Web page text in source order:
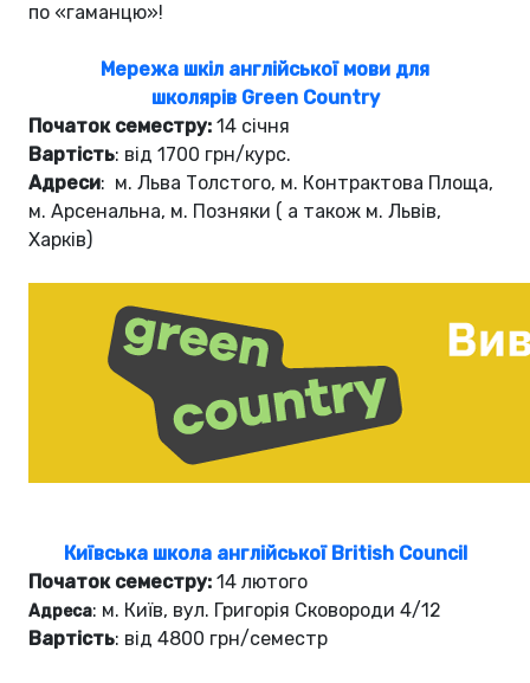
по «гаманцю»!
Мережа шкіл англійської мови для
школярів Green Country
Початок семестру: 14 січня
Вартість: від 1700 грн/курс.
Адреси: м. Льва Толстого, м. Контрактова Площа,
м. Арсенальна, м. Позняки ( а також м. Львів,
Харків)
Київська школа англійської British Council
Початок семестру: 14 лютого
Адреса: м. Київ, вул. Григорія Сковороди 4/12
Вартість: від 4800 грн/семестр